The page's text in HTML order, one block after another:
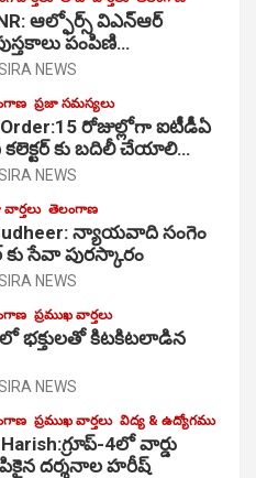
ఆల్ఫోర్స్ విఎన్ఆర్
పంపిణి…
NEWS
ప్రజా సమస్యలు
రోజుల్లోగా ఐటీడీఏ
కలెక్టర్ కు బదిలీ చేయాలి…
NEWS
వార్తలు తెలంగాణ
న్యాయవాది సంగెం
సేవా పురస్కారం
NEWS
ప్రముఖ వార్తలు
భక్తులతో కిటకిటలాడిన
NEWS
ప్రముఖ వార్తలు విద్య & ఉద్యోగము
4లో వార్డు
దర్శనాల హరీష్